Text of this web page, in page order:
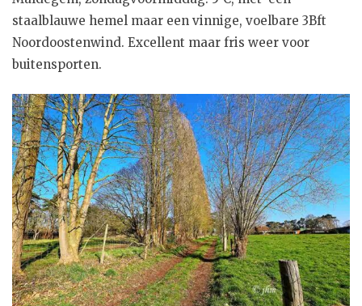
staalblauwe hemel maar een vinnige, voelbare 3Bft
Noordoostenwind. Excellent maar fris weer voor
buitensporten.